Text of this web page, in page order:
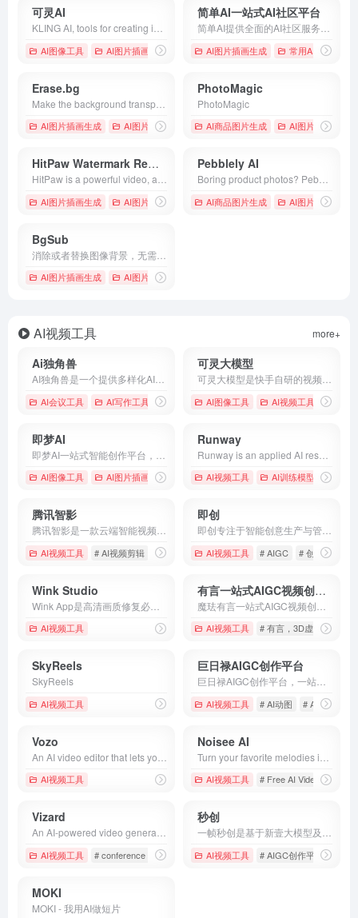
可灵AI
AI图像工具 AI图片插画生成 # Generative AI # KLING # KLING AI
简单AI一站式AI社区平台
AI图片插画生成 常用AI图像工具
Erase.bg
AI图片插画生成 AI图片背景移除 # awesome background profile pics
PhotoMagic
PhotoMagic
AI商品图片生成 AI图片插画生成
HitPaw Watermark Remover
AI图片插画生成 AI图片物体抹除
Pebblely AI
AI商品图片生成 AI图片插画生成
BgSub
AI图片插画生成 AI图片背景移除
AI视频工具 more+
Ai独角兽
AI会议工具 AI写作工具 # AI助手 # Ai独角兽 # 人工智能
可灵大模型
AI图像工具 AI视频工具
即梦AI
AI图像工具 AI图片插画生成 # AIGC # AI作画 # AI创作图片
Runway
AI视频工具 AI训练模型
腾讯智影
AI视频工具 # AI视频剪辑 # AI配音 # 免费AI配音
即创
AI视频工具 # AIGC # 创作灵感
Wink Studio
AI视频工具
有言一站式AIGC视频创作平台
AI视频工具 # 有言，3D虚拟人，3D
SkyReels
SkyReels
AI视频工具
巨日禄AIGC创作平台
AI视频工具 # AI动图 # AI小说
Vozo
AI视频工具
Noisee AI
AI视频工具 # Free AI Video
Vizard
AI视频工具 # conference recording # Descript alternative # edit video by
秒创
AI视频工具 # AIGC创作平台
MOKI
MOKI - 我用AI做短片